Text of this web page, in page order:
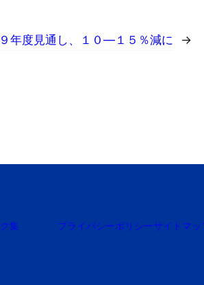
年度見通し、１０―１５％減に →
集 プライバシーポリシーサイトマッ